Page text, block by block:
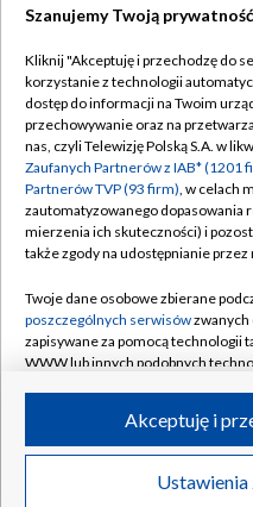
Szanujemy Twoją prywatność
Kliknij "Akceptuję i przechodzę do
korzystanie z technologii
dostęp do informacji na Twoim
przechowywanie oraz na
nas, czyli Telewizję Polską S.A. w
Zaufanych Partnerów z IAB* (1201
Partnerów TVP (93 firm), w celach
zautomatyzowanego dopasowania
mierzenia ich skuteczności) i
także zgody na udostępnianie
Twoje dane osobowe zbierane
poszczególnych serwisówzwanych
zapisywane za pomocą technologii
WWW lub innych podobnych
ruchu w Internecie.
Twoje dane osobowe zbierane
poszczególnych serwisówna
Ustawienia
Akceptuję i